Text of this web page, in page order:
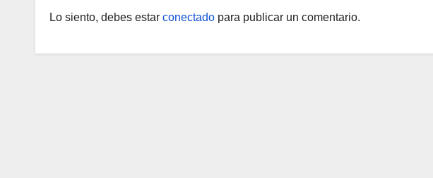
Lo siento, debes estar conectado para publicar un comentario.